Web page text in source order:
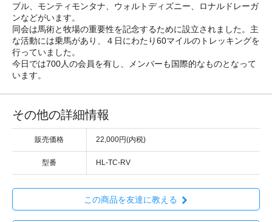
ブル、モンティモンタナ、ウォルトディズニー、ロナルドレーガ
ンなどがいます。
同会は馬術と牧場の重要性を記念するために設立されました。主
な活動には乗馬があり、４日にわたり60マイルのトレッキングを
行っていました。
今日では700人の会員を有し、メンバーも国際的なものとなって
います。
その他の詳細情報
販売価格 22,000円(内税)
型番 HL-TC-RV
この商品を友達に教える